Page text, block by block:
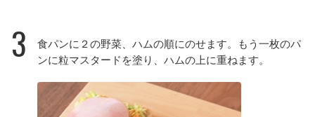
3
食パンに２の野菜、ハムの順にのせます。もう一枚のパ
ンに粒マスタードを塗り、ハムの上に重ねます。